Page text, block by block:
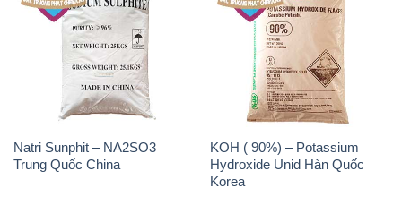
Natri Sunphit – NA2SO3
Trung Quốc China
KOH ( 90%) – Potassium
Hydroxide Unid Hàn Quốc
Korea